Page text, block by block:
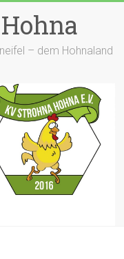
– dem Hohnaland